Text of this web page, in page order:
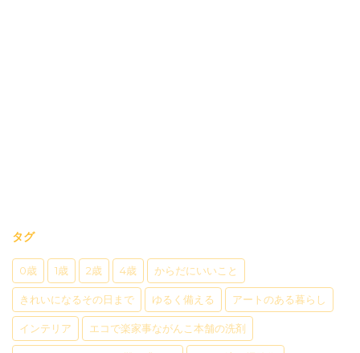
タグ
0歳 1歳 2歳 4歳 からだにいいこと
きれいになるその日まで ゆるく備える アートのある暮らし
インテリア エコで楽家事ながんこ本舗の洗剤